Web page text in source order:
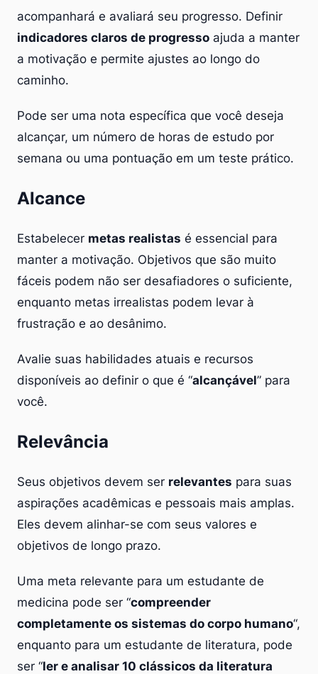
acompanhará e avaliará seu progresso. Definir
indicadores claros de progresso ajuda a manter
a motivação e permite ajustes ao longo do
caminho.
Pode ser uma nota específica que você deseja
alcançar, um número de horas de estudo por
semana ou uma pontuação em um teste prático.
Alcance
Estabelecer metas realistas é essencial para
manter a motivação. Objetivos que são muito
fáceis podem não ser desafiadores o suficiente,
enquanto metas irrealistas podem levar à
frustração e ao desânimo.
Avalie suas habilidades atuais e recursos
disponíveis ao definir o que é “alcançável” para
você.
Relevância
Seus objetivos devem ser relevantes para suas
aspirações acadêmicas e pessoais mais amplas.
Eles devem alinhar-se com seus valores e
objetivos de longo prazo.
Uma meta relevante para um estudante de
medicina pode ser “compreender
completamente os sistemas do corpo humano“,
enquanto para um estudante de literatura, pode
ser “ler e analisar 10 clássicos da literatura